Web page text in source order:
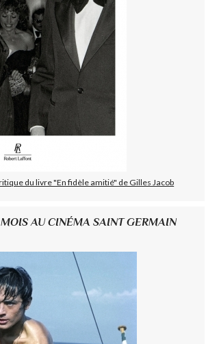
du livre "En fidèle amitié" de Gilles Jacob
AU CINÉMA SAINT GERMAIN